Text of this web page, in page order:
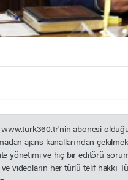
www.turk360.tr'nin abonesi
ajans kanallarından
yönetimi ve hiç bir editörü
videoların her türlü telif hakkı